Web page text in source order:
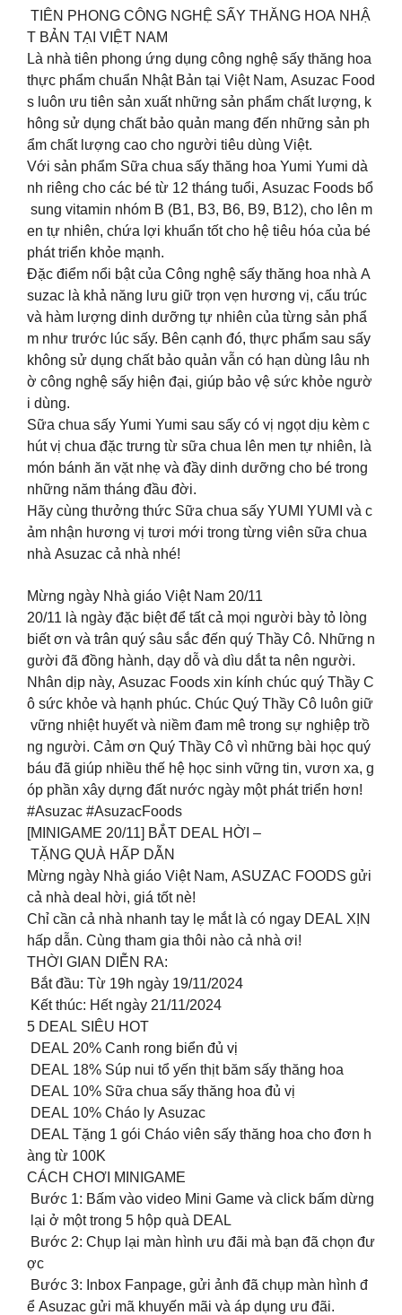
TIÊN PHONG CÔNG NGHỆ SẤY THĂNG HOA NHẬ
T BẢN TẠI VIỆT NAM
Là nhà tiên phong ứng dụng công nghệ sấy thăng hoa
thực phẩm chuẩn Nhật Bản tại Việt Nam, Asuzac Food
s luôn ưu tiên sản xuất những sản phẩm chất lượng, k
hông sử dụng chất bảo quản mang đến những sản ph
ẩm chất lượng cao cho người tiêu dùng Việt.
Với sản phẩm Sữa chua sấy thăng hoa Yumi Yumi dà
nh riêng cho các bé từ 12 tháng tuổi, Asuzac Foods bổ
sung vitamin nhóm B (B1, B3, B6, B9, B12), cho lên m
en tự nhiên, chứa lợi khuẩn tốt cho hệ tiêu hóa của bé
phát triển khỏe mạnh.
Đặc điểm nổi bật của Công nghệ sấy thăng hoa nhà A
suzac là khả năng lưu giữ trọn vẹn hương vị, cấu trúc
và hàm lượng dinh dưỡng tự nhiên của từng sản phẩ
m như trước lúc sấy. Bên cạnh đó, thực phẩm sau sấy
không sử dụng chất bảo quản vẫn có hạn dùng lâu nh
ờ công nghệ sấy hiện đại, giúp bảo vệ sức khỏe ngườ
i dùng.
Sữa chua sấy Yumi Yumi sau sấy có vị ngọt dịu kèm c
hút vị chua đặc trưng từ sữa chua lên men tự nhiên, là
món bánh ăn vặt nhẹ và đầy dinh dưỡng cho bé trong
những năm tháng đầu đời.
Hãy cùng thưởng thức Sữa chua sấy YUMI YUMI và c
ảm nhận hương vị tươi mới trong từng viên sữa chua
nhà Asuzac cả nhà nhé!
Mừng ngày Nhà giáo Việt Nam 20/11
20/11 là ngày đặc biệt để tất cả mọi người bày tỏ lòng
biết ơn và trân quý sâu sắc đến quý Thầy Cô. Những n
gười đã đồng hành, dạy dỗ và dìu dắt ta nên người.
Nhân dịp này, Asuzac Foods xin kính chúc quý Thầy C
ô sức khỏe và hạnh phúc. Chúc Quý Thầy Cô luôn giữ
vững nhiệt huyết và niềm đam mê trong sự nghiệp trồ
ng người. Cảm ơn Quý Thầy Cô vì những bài học quý
báu đã giúp nhiều thế hệ học sinh vững tin, vươn xa, g
óp phần xây dựng đất nước ngày một phát triển hơn!
#Asuzac #AsuzacFoods
[MINIGAME 20/11] BẮT DEAL HỜI –
TẶNG QUÀ HẤP DẪN
Mừng ngày Nhà giáo Việt Nam, ASUZAC FOODS gửi
cả nhà deal hời, giá tốt nè!
Chỉ cần cả nhà nhanh tay lẹ mắt là có ngay DEAL XỊN
hấp dẫn. Cùng tham gia thôi nào cả nhà ơi!
THỜI GIAN DIỄN RA:
Bắt đầu: Từ 19h ngày 19/11/2024
Kết thúc: Hết ngày 21/11/2024
5 DEAL SIÊU HOT
DEAL 20% Canh rong biển đủ vị
DEAL 18% Súp nui tổ yến thịt băm sấy thăng hoa
DEAL 10% Sữa chua sấy thăng hoa đủ vị
DEAL 10% Cháo ly Asuzac
DEAL Tặng 1 gói Cháo viên sấy thăng hoa cho đơn h
àng từ 100K
CÁCH CHƠI MINIGAME
Bước 1: Bấm vào video Mini Game và click bấm dừng
lại ở một trong 5 hộp quà DEAL
Bước 2: Chụp lại màn hình ưu đãi mà bạn đã chọn đư
ợc
Bước 3: Inbox Fanpage, gửi ảnh đã chụp màn hình đ
ể Asuzac gửi mã khuyến mãi và áp dụng ưu đãi.